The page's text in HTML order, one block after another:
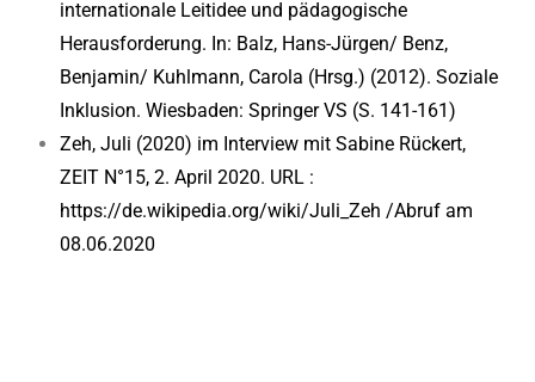
internationale Leitidee und pädagogische
Herausforderung. In: Balz, Hans-Jürgen/ Benz,
Benjamin/ Kuhlmann, Carola (Hrsg.) (2012). Soziale
Inklusion. Wiesbaden: Springer VS (S. 141-161)
Zeh, Juli (2020) im Interview mit Sabine Rückert,
ZEIT N°15, 2. April 2020. URL :
https://de.wikipedia.org/wiki/Juli_Zeh /Abruf am
08.06.2020